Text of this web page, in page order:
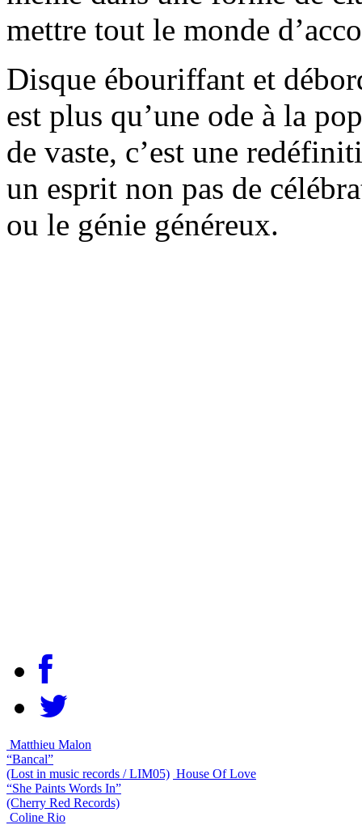
mettre tout le monde
Disque ébouriffant et
est plus qu’une ode à la
de vaste, c’est une
un esprit non pas de
ou le génie généreux.
Matthieu Malon
“Bancal”
(Lost in music records / LIM05) House Of Love
“She Paints Words In”
(Cherry Red Records)
Coline Rio